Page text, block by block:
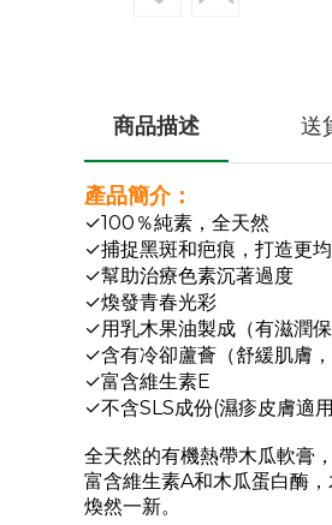
商品描述 送
產品簡介：
✓100％純素，全天然
✓捕捉黑斑和疤痕，打造更
✓幫助治療色素沉著過度
✓煥發青春光彩
✓用乳木果油製成（有滋潤
✓含有冷卻蘆薈（舒緩肌膚，
✓富含維生素E
✓不含SLS成份(濕疹皮膚適用
全天然的有機熱帶木瓜軟膏
富含維生素A和木瓜蛋白酶
煥然一新。